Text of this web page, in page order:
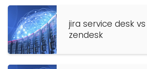
jira service desk vs
zendesk